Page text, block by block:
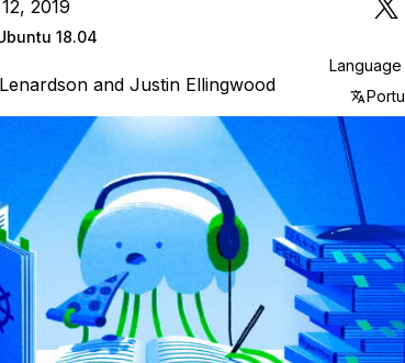
2019
18.04
and Justin Ellingwood
Language